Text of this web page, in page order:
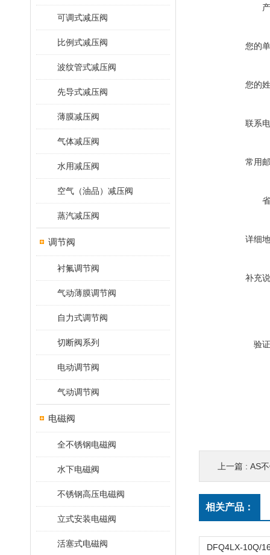
可调式减压阀
比例式减压阀
波纹管式减压阀
先导式减压阀
薄膜减压阀
气体减压阀
水用减压阀
空气（油品）减压阀
蒸汽减压阀
调节阀
衬氟调节阀
气动薄膜调节阀
自力式调节阀
切断阀系列
电动调节阀
气动调节阀
电磁阀
全不锈钢电磁阀
水下电磁阀
不锈钢高压电磁阀
立式安装电磁阀
活塞式电磁阀
您的
您的
联系
常用
详细
补充
验
上一篇 : AS
相关产品：